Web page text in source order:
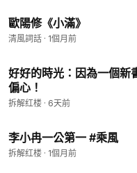
歐陽修《小滿》
清風詞話 · 1個月前
好好的時光：因為一個新
偏心！
拆解红楼 · 6天前
李小冉一公第一 #乘風
拆解红楼 · 1個月前